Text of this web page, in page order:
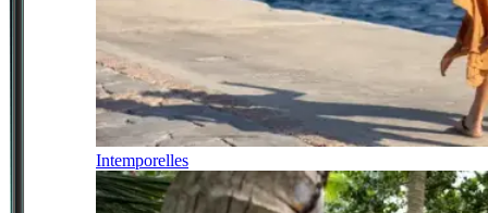
Intemporelles